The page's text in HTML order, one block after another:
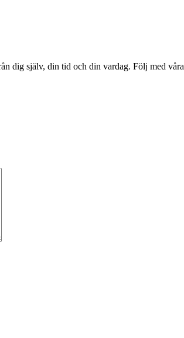
dig själv, din tid och din vardag. Följ med